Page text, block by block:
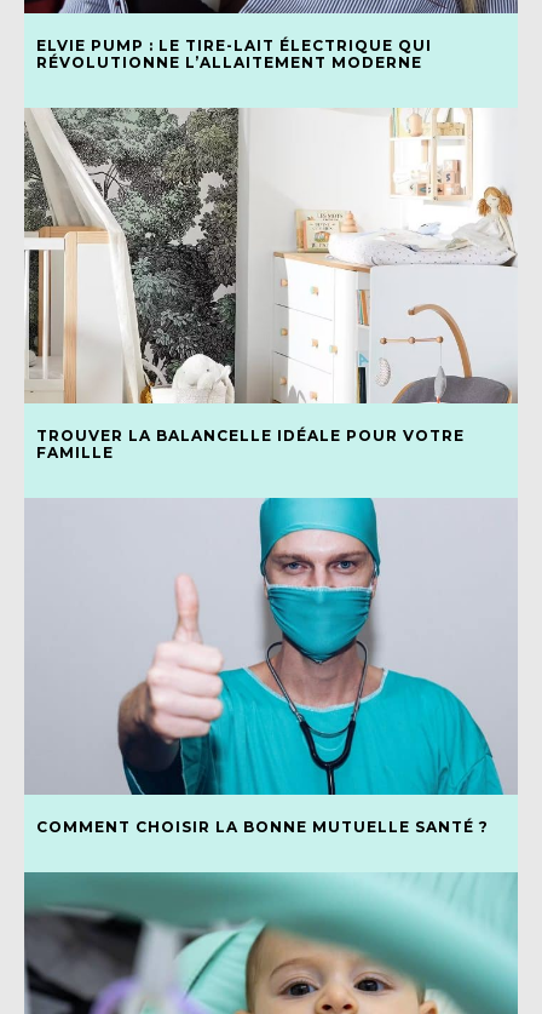
ELVIE PUMP : LE TIRE-LAIT ÉLECTRIQUE QUI
RÉVOLUTIONNE L’ALLAITEMENT MODERNE
TROUVER LA BALANCELLE IDÉALE POUR VOTRE
FAMILLE
COMMENT CHOISIR LA BONNE MUTUELLE SANTÉ ?